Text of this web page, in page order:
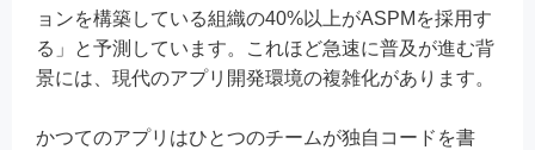
ョンを構築している組織の40%以上がASPMを採用す
る」と予測しています。これほど急速に普及が進む背
景には、現代のアプリ開発環境の複雑化があります。
かつてのアプリはひとつのチームが独自コードを書